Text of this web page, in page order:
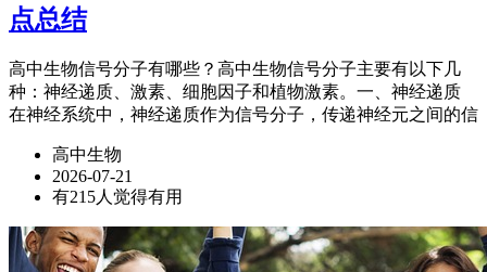
点总结
高中生物信号分子有哪些？高中生物信号分子主要有以下几
种：神经递质、激素、细胞因子和植物激素。一、神经递质
在神经系统中，神经递质作为信号分子，传递神经元之间的信
高中生物
2026-07-21
有215人觉得有用